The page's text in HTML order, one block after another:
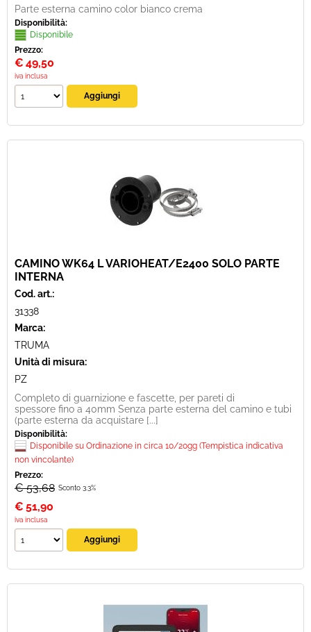
Parte esterna camino color bianco crema
Disponibilità:
Disponibile
Prezzo:
€ 49,50
iva inclusa
CAMINO WK64 L VARIOHEAT/E2400 SOLO PARTE
INTERNA
Cod. art.:
31338
Marca:
TRUMA
Unità di misura:
PZ
Completo di guarnizione e fascette, per pareti di
spessore fino a 40mm Senza parte esterna del camino e tubi
(parte esterna da acquistare [...]
Disponibilità:
Disponibile su Ordinazione in circa 10/20gg (Tempistica indicativa
non vincolante)
Prezzo:
€ 53,68 Sconto 3.3%
€ 51,90
iva inclusa